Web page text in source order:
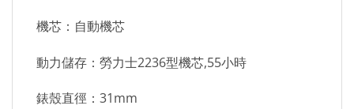
機芯：自動機芯
動力儲存：勞力士2236型機芯,55小時
錶殼直徑：31mm